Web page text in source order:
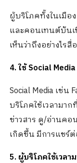
ผู้บริโภคทั้งในเมือ
และคอนเทนต์บัน
เห็นว่าถึงอย่างไร
4.ใช้ Social
Social Media เช่น
บริโภคใช้เวลามา
ข่าวสาร ดู/อ่านค
เกิดขึ้น มีการแชร์
5. ผู้บริโภคใช้เวลา